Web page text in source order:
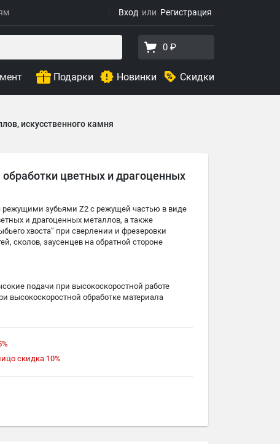
Вход Регистрация
0 ₽
Подарки Новинки Скидки
искусственного камня
цветных и драгоценных
зубьями Z2 с режущей частью в виде
и драгоценных металлов, а также
хвоста” при сверлении и фрезеровки
сколов, заусенцев на обратной стороне
подачи при высокоскоростной работе
высокоскоростной обработке материала
стружки из зоны резания
скидка 10%